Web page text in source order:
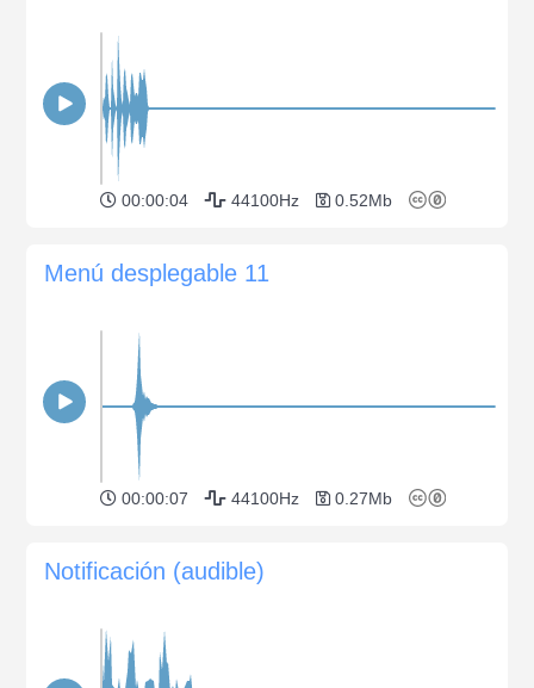
00:00:04 44100Hz 0.52Mb
Menú desplegable 11
00:00:07 44100Hz 0.27Mb
Notificación (audible)